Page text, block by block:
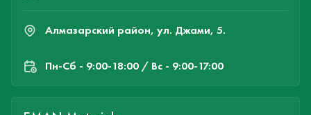
Алмазарский район, ул. Джами, 5.
Пн-Cб - 9:00-18:00 / Вс - 9:00-17:00